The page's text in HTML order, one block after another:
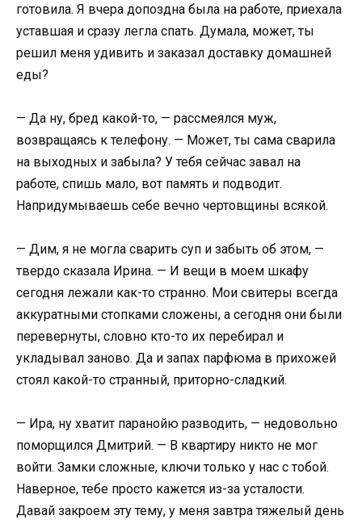
готовила. Я вчера допоздна была на работе, приехала
уставшая и сразу легла спать. Думала, может, ты
решил меня удивить и заказал доставку домашней
еды?
— Да ну, бред какой-то, — рассмеялся муж,
возвращаясь к телефону. — Может, ты сама сварила
на выходных и забыла? У тебя сейчас завал на
работе, спишь мало, вот память и подводит.
Напридумываешь себе вечно чертовщины всякой.
— Дим, я не могла сварить суп и забыть об этом, —
твердо сказала Ирина. — И вещи в моем шкафу
сегодня лежали как-то странно. Мои свитеры всегда
аккуратными стопками сложены, а сегодня они были
перевернуты, словно кто-то их перебирал и
укладывал заново. Да и запах парфюма в прихожей
стоял какой-то странный, приторно-сладкий.
— Ира, ну хватит паранойю разводить, — недовольно
поморщился Дмитрий. — В квартиру никто не мог
войти. Замки сложные, ключи только у нас с тобой.
Наверное, тебе просто кажется из-за усталости.
Давай закроем эту тему, у меня завтра тяжелый день